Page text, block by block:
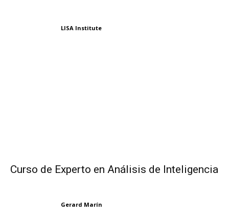
LISA Institute
Curso de Experto en Análisis de Inteligencia
Gerard Marín